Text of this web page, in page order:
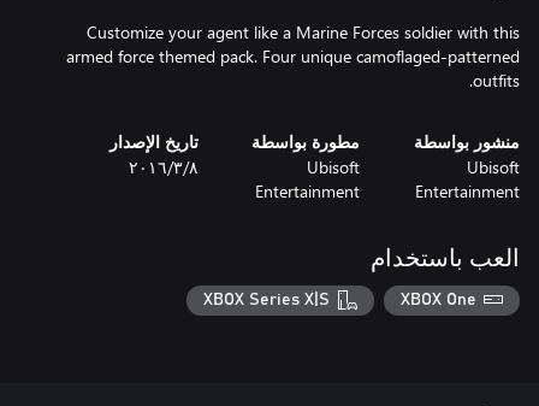
Customize your agent like a Marine Forces soldier with this
armed force themed pack. Four unique camoflaged-patterned
outfits.
منشور بواسطة
Ubisoft
Entertainment
مطورة بواسطة
Ubisoft
Entertainment
تاريخ الإصدار
٨‏/٣‏/٢٠١٦
العب باستخدام
XBOX One
XBOX Series X|S